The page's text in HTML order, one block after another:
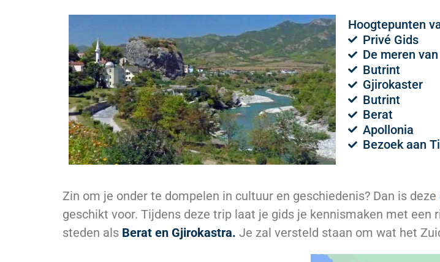
Hoogtepunten
Privé Gids
De meren
Butrint
Gjirokaster
Butrint
Berat
Apollonia
Bezoek aan
Zin om je onder te dompelen in cultuur en geschiedenis? Dan is deze
geschikt voor. Tijdens deze trip laat je gids je kennismaken met
steden als Berat en Gjirokastra. Je zal versteld staan om wat het